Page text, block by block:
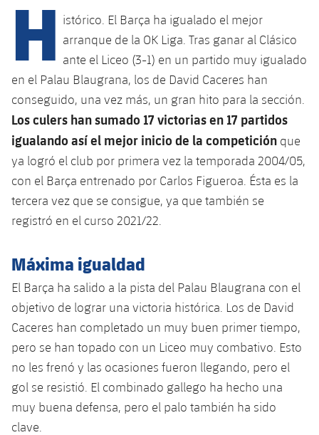
plusicon
más
Instalaciones
Spotify Camp Nou
Palau Blaugrana
Estadi Johan Cruyff
Ciutat Esportiva
La Masia
Servicios
Servicios Médicos
Accesibilidad
plusicon
más
Acreditaciones
Instalaciones
SUB13
SUB12
SUB11 A
SUB11 B
SUB10 A
SUB10 B
SUB9 B
SUB8 A
SUB8 B
SUB12 C
SUB11 C
Entradas
Gameday Shows
Resultados
Clasificación
Jugadores
Fotos
Palmarés
Barça Atlètic
Junior
Cadete A
Cadete B
Infantil A
Infantil B
PLUSICON
MÁS
Primer Equipo
plusicon
más
Actualidad
Calendario
Entradas
Resultados
Clasificaciones
Jugadores
Fotos
Historia
Palmarés
Barça Atlètic
plusicon
más
Actualidad
Resultados
Clasificaciones
Jugadores
Fotos
Base
plusicon
más
Actualidad
Cadete A
Cadete B
Infantil A
Infantil B
PLUSICON
MÁS
Actualidad
Calendario
Entradas
Resultados
Clasificaciones
Barça Atlètic
plusicon
más
Actualidad
Calendario
Resultados
plusicon
más
Actualidad
Juvenil
Campus Verano
PLUSICON
MÁS
H istórico. El Barça ha igualado el mejor
arranque de la OK Liga. Tras ganar al Clásico
ante el Liceo (3-1) en un partido muy igualado
en el Palau Blaugrana, los de David Caceres han
conseguido, una vez más, un gran hito para la sección.
Los culers han sumado 17 victorias en 17 partidos
igualando así el mejor inicio de la competición que
ya logró el club por primera vez la temporada 2004/05,
con el Barça entrenado por Carlos Figueroa. Ésta es la
tercera vez que se consigue, ya que también se
registró en el curso 2021/22.
Máxima igualdad
El Barça ha salido a la pista del Palau Blaugrana con el
objetivo de lograr una victoria histórica. Los de David
Caceres han completado un muy buen primer tiempo,
pero se han topado con un Liceo muy combativo. Esto
no les frenó y las ocasiones fueron llegando, pero el
gol se resistió. El combinado gallego ha hecho una
muy buena defensa, pero el palo también ha sido
clave.